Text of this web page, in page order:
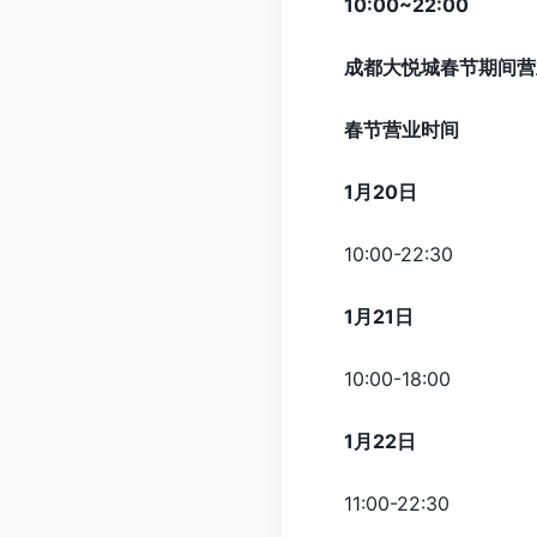
成都大悦城春节期间
春节营业时间
1月20日
10:00-22:30
1月21日
10:00-18:00
1月22日
11:00-22:30